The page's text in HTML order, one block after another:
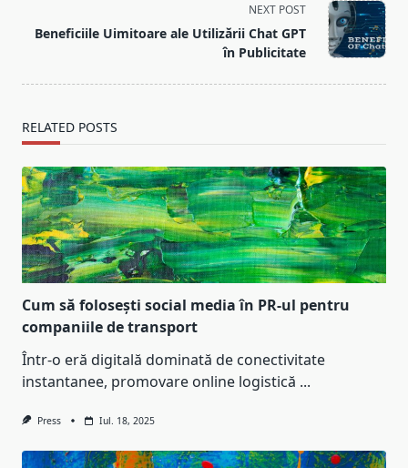
text">Page</span>
NEXT POST
Beneficiile Uimitoare ale Utilizării Chat GPT
în Publicitate
RELATED POSTS
Cum să folosești social media în PR-ul pentru
companiile de transport
Într-o eră digitală dominată de conectivitate
instantanee, promovare online logistică ...
Press Iul. 18, 2025